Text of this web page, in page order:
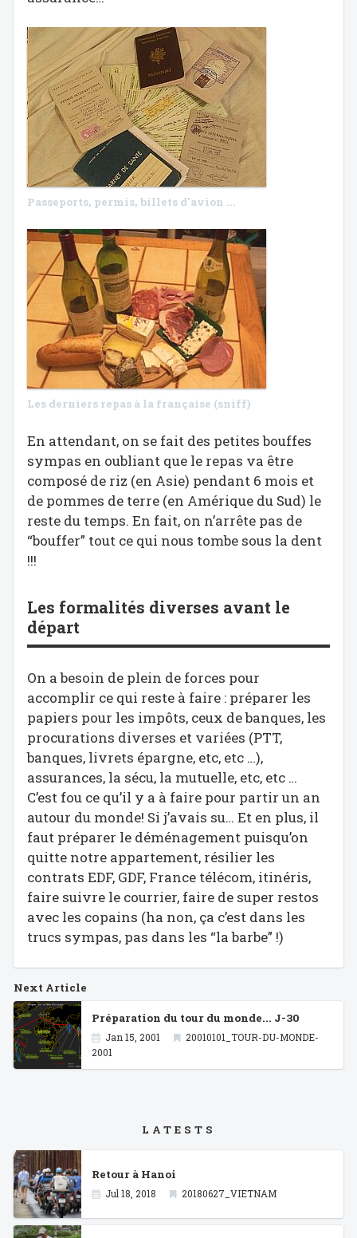
Passeports, permis, billets d'avion ...
Les derniers repas à la française (sniff)
En attendant, on se fait des petites bouffes
sympas en oubliant que le repas va être
composé de riz (en Asie) pendant 6 mois et
de pommes de terre (en Amérique du Sud) le
reste du temps. En fait, on n’arrête pas de
“bouffer” tout ce qui nous tombe sous la dent
!!!
Les formalités diverses avant le
départ
On a besoin de plein de forces pour
accomplir ce qui reste à faire : préparer les
papiers pour les impôts, ceux de banques, les
procurations diverses et variées (PTT,
banques, livrets épargne, etc, etc …),
assurances, la sécu, la mutuelle, etc, etc …
C’est fou ce qu’il y a à faire pour partir un an
autour du monde! Si j’avais su… Et en plus, il
faut préparer le déménagement puisqu’on
quitte notre appartement, résilier les
contrats EDF, GDF, France télécom, itinéris,
faire suivre le courrier, faire de super restos
avec les copains (ha non, ça c’est dans les
trucs sympas, pas dans les “la barbe” !)
Next Article
Préparation du tour du monde... J-30
Jan 15, 2001
20010101_TOUR-DU-MONDE-
2001
LATESTS
Retour à Hanoi
Jul 18, 2018 20180627_VIETNAM